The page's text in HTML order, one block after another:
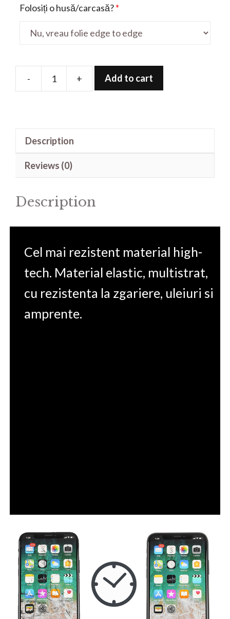
Folosiți o husă/carcasă?*
-
Folie
quantity
+ Add to cart
Description
Reviews (0)
Description
Cel mai rezistent material high-
tech. Material elastic, multistrat,
cu rezistenta la zgariere, uleiuri si
amprente.